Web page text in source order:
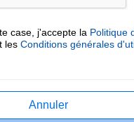
case, j'accepte la Politique
les Conditions générales
Annuler